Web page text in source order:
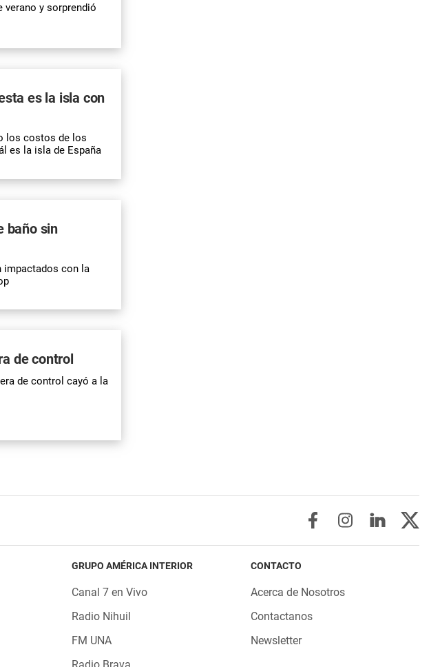
verano y sorprendió
es la isla con
los costos de los
es la isla de España
baño sin
impactados con la
de control
de control cayó a la
GRUPO AMÉRICA INTERIOR
Canal 7 en Vivo
Radio Nihuil
FM UNA
CONTACTO
Acerca de Nosotros
Contactanos
Newsletter